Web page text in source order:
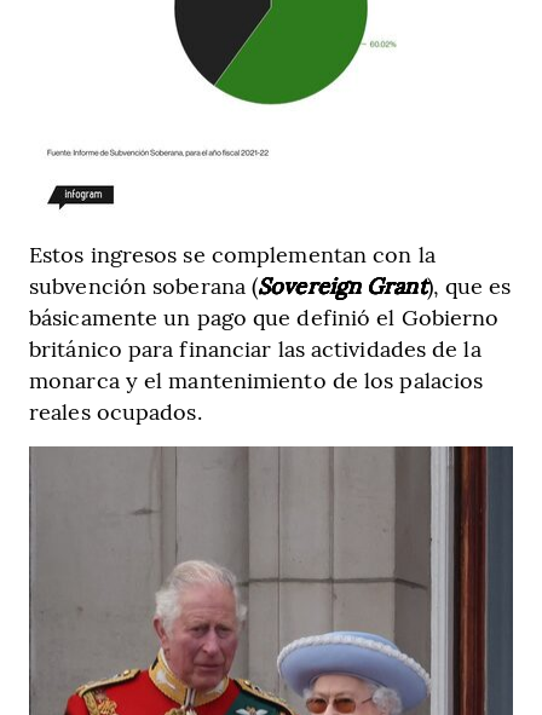
Estos ingresos se complementan con la
subvención soberana (Sovereign Grant), que es
básicamente un pago que definió el Gobierno
británico para financiar las actividades de la
monarca y el mantenimiento de los palacios
reales ocupados.